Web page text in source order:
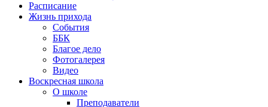
Расписание
Жизнь прихода
События
ББК
Благое дело
Фотогалерея
Видео
Воскресная школа
О школе
Преподаватели